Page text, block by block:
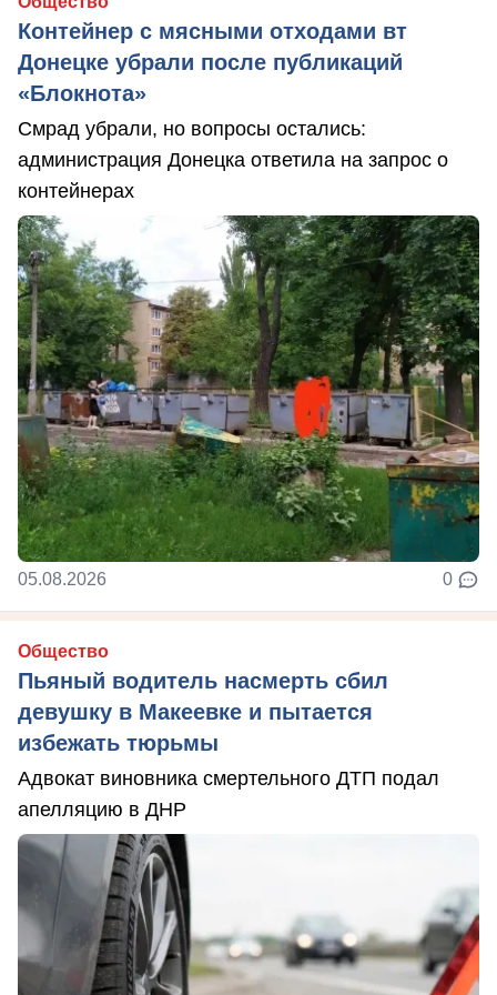
Контейнер с мясными отходами вт
Донецке убрали после публикаций
«Блокнота»
Смрад убрали, но вопросы остались:
администрация Донецка ответила на запрос о
контейнерах
05.08.2026 0
Общество
Пьяный водитель насмерть сбил
девушку в Макеевке и пытается
избежать тюрьмы
Адвокат виновника смертельного ДТП подал
апелляцию в ДНР